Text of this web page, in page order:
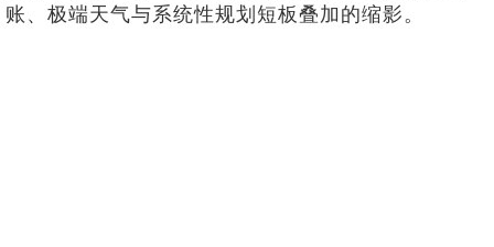
账、极端天气与系统性规划短板叠加的缩影。